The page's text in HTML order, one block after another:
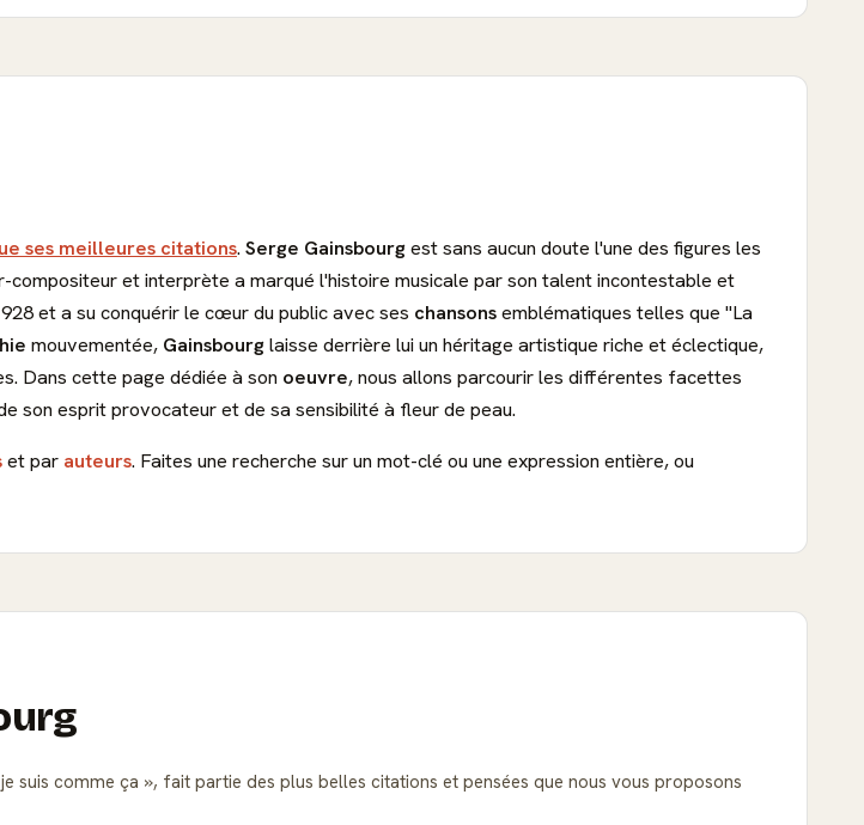
ses meilleures citations. Serge Gainsbourgest sans aucun doute l'une des figures les
et interprète a marqué l'histoire musicale par son talent incontestable et
et a su conquérir le cœur du public avec ses chansonsemblématiques telles que "La
mouvementée, Gainsbourglaisse derrière lui un héritage artistique riche et éclectique,
Dans cette page dédiée à son oeuvre, nous allons parcourir les différentes facettes
son esprit provocateur et de sa sensibilité à fleur de peau.
et par auteurs. Faites une recherche sur un mot-clé ou une expression entière, ou
suis comme ça
, fait partie des plus belles citations et pensées que nous vous proposons